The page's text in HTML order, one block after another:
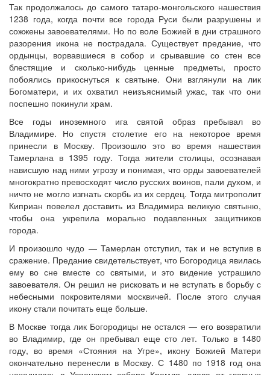
Так продолжалось до самого татаро-монгольского нашествия
1238 года, когда почти все города Руси были разрушены и
сожжены завоевателями. Но по воле Божией в дни страшного
разорения икона не пострадала. Существует предание, что
ордынцы, ворвавшиеся в собор и срывавшие со стен все
блестящие и сколько-нибудь ценные предметы, просто
побоялись прикоснуться к святыне. Они взглянули на лик
Богоматери, и их охватил неизъяснимый ужас, так что они
поспешно покинули храм.
Все годы иноземного ига святой образ пребывал во
Владимире. Но спустя столетие его на некоторое время
принесли в Москву. Произошло это во время нашествия
Тамерлана в 1395 году. Тогда жители столицы, осознавая
нависшую над ними угрозу и понимая, что орды завоевателей
многократно превосходят число русских воинов, пали духом, и
ничто не могло изгнать скорбь из их сердец. Тогда митрополит
Киприан повелел доставить из Владимира великую святыню,
чтобы она укрепила морально подавленных защитников
города.
И произошло чудо — Тамерлан отступил, так и не вступив в
сражение. Предание свидетельствует, что Богородица явилась
ему во сне вместе со святыми, и это видение устрашило
завоевателя. Он решил не рисковать и не вступать в борьбу с
небесными покровителями москвичей. После этого случая
икону стали почитать еще больше.
В Москве тогда лик Богородицы не остался — его возвратили
во Владимир, где он пребывал еще сто лет. Только в 1480
году, во время «Стояния на Угре», икону Божией Матери
окончательно перенесли в Москву. С 1480 по 1918 год она